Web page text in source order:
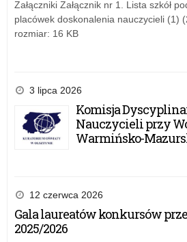
Załączniki Załącznik nr 1. Lista szkół
placówek doskonalenia nauczycieli (1)
rozmiar: 16 KB
3 lipca 2026
Komisja
Nauczycieli przy
Warmińsko-
12 czerwca 2026
Gala laureatów konkursów
2025/2026